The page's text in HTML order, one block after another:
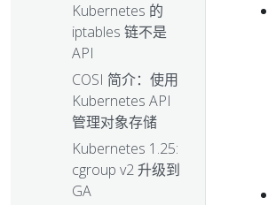
Kubernetes 的
iptables 链不是
API
COSI 简介：使用
Kubernetes API
管理对象存储
Kubernetes 1.25:
cgroup v2 升级到
GA